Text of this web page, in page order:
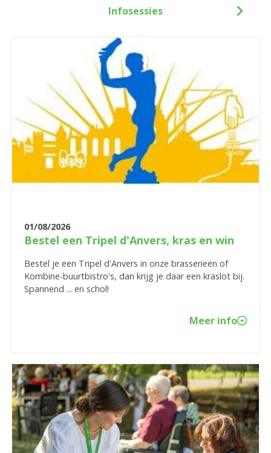
01/08/2026
Bestel een Tripel d'Anvers, kras en win
Bestel je een Tripel d'Anvers in onze brasserieën of
Kombine-buurtbistro's, dan krijg je daar een kraslot bij.
Spannend ... en schol!
Meer info
Infosessies